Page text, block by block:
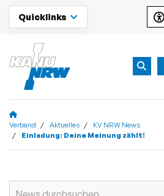
Quicklinks
Verband Aktuelles
KV NRW News
Einladung: Deine Meinung zählt!